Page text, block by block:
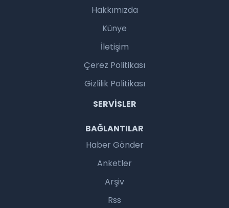
Hakkımızda
Künye
İletişim
Çerez Politikası
Gizlilik Politikası
SERVISLER
BAĞLANTILAR
Haber Gönder
Anketler
Arşiv
Rss